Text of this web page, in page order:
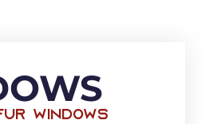
Windows